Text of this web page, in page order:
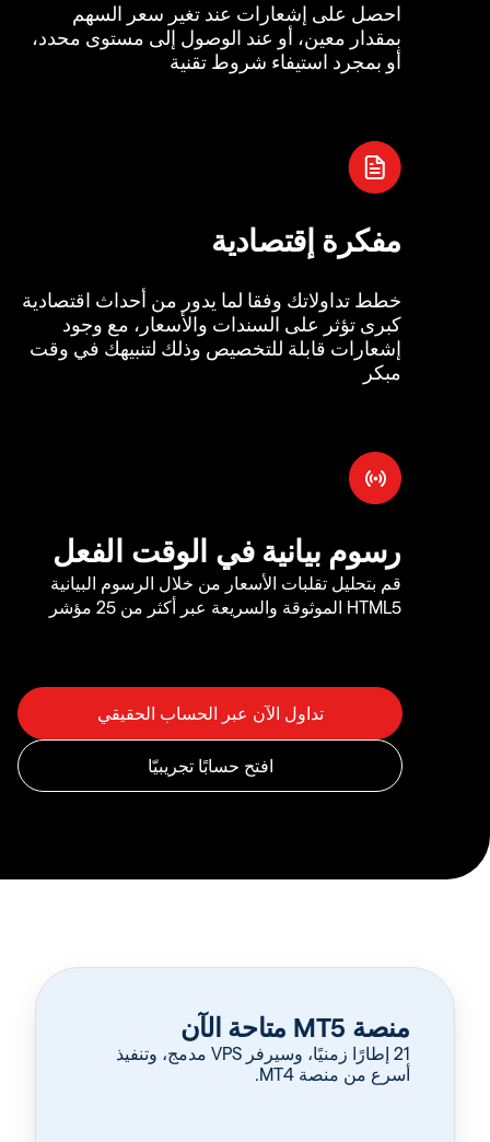
احصل على إشعارات عند تغير سعر السهم
بمقدار معين، أو عند الوصول إلى مستوى محدد،
أو بمجرد استيفاء شروط تقنية
مفكرة إقتصادية
خطط تداولاتك وفقا لما يدور من أحداث اقتصادية
كبرى تؤثر على السندات والأسعار، مع وجود
إشعارات قابلة للتخصيص وذلك لتنبيهك في وقت
مبكر
رسوم بيانية في الوقت الفعل
قم بتحليل تقلبات الأسعار من خلال الرسوم البيانية
HTML5 الموثوقة والسريعة عبر أكثر من 25 مؤشر
منصة MT5 متاحة الآن
‏21 إطارًا زمنيًا، وسيرفر VPS مدمج، وتنفيذ
أسرع من منصة MT4.